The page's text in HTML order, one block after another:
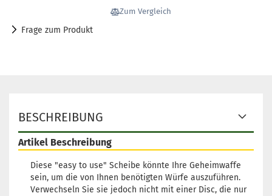
Zum Vergleich
Frage zum Produkt
BESCHREIBUNG
Artikel Beschreibung
Diese "easy to use" Scheibe könnte Ihre Geheimwaffe
sein, um die von Ihnen benötigten Würfe auszuführen.
Verwechseln Sie sie jedoch nicht mit einer Disc, die nur